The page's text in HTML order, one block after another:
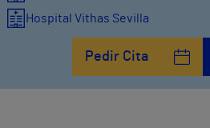
Hospital Vithas Sevilla
Pedir Cita